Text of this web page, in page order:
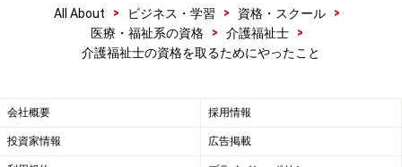
All About > ビジネス・学習 > 資格・スクール
>
医療・福祉系の資格
> 介護福祉士
>
介護福祉士の資格を取るためにやったこと
会社概要 採用情報
投資家情報 広告掲載